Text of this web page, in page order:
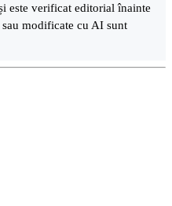
este verificat editorial înainte
modificate cu AI sunt